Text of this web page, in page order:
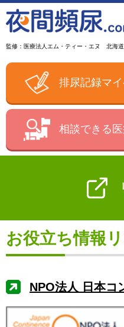
監修：医療法人エム・ティー・エヌ 北海
排尿記録マ
相談できる
お役立ち情報
NPO法人 日本コ